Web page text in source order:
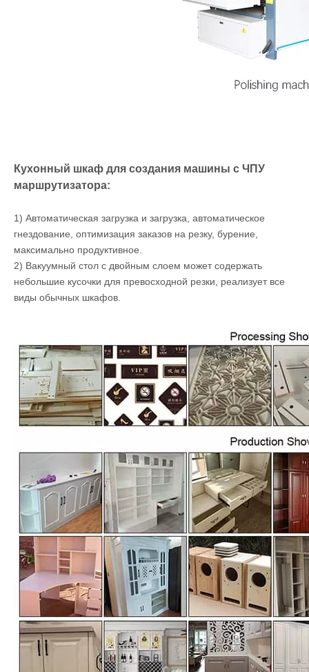
Кухонный шкаф для создания машины с ЧПУ
маршрутизатора:
1) Автоматическая загрузка и загрузка, автоматическое
гнездование, оптимизация заказов на резку, бурение,
максимально продуктивное.
2) Вакуумный стол с двойным слоем может содержать
небольшие кусочки для превосходной резки, реализует все
виды обычных шкафов.